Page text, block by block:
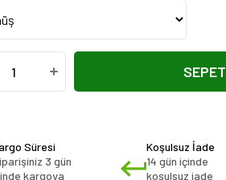
Süresi
3 gün
kargoya
Koşulsuz İade
14 gün içinde
koşulsuz iade